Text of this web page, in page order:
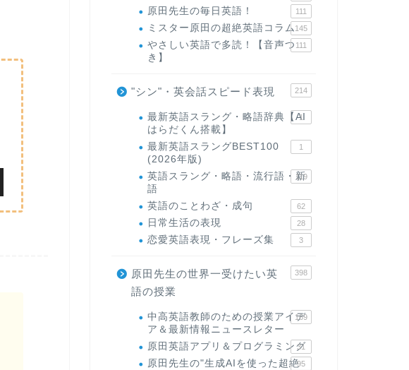
原田先生の毎日英語！ 111
ミスター原田の超絶英語コラム145
やさしい英語で多読！【音声つ
き】
111
"シン"・英会話スピード表現 214
最新英語スラング・略語辞典【AI
はらだくん搭載】
1
最新英語スラングBEST100
(2026年版)
1
英語スラング・略語・流行語・新
語
119
英語のことわざ・成句 62
日常生活の表現 28
恋愛英語表現・フレーズ集 3
原田先生の世界一受けたい英
語の授業
398
中高英語教師のための授業アイデ
ア＆最新情報ニュースレター
169
原田英語アプリ＆プログラミング
31
原田先生の"生成AIを使った超絶95